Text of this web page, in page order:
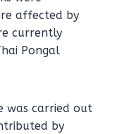
affected by
currently
Pongal
was carried out
by